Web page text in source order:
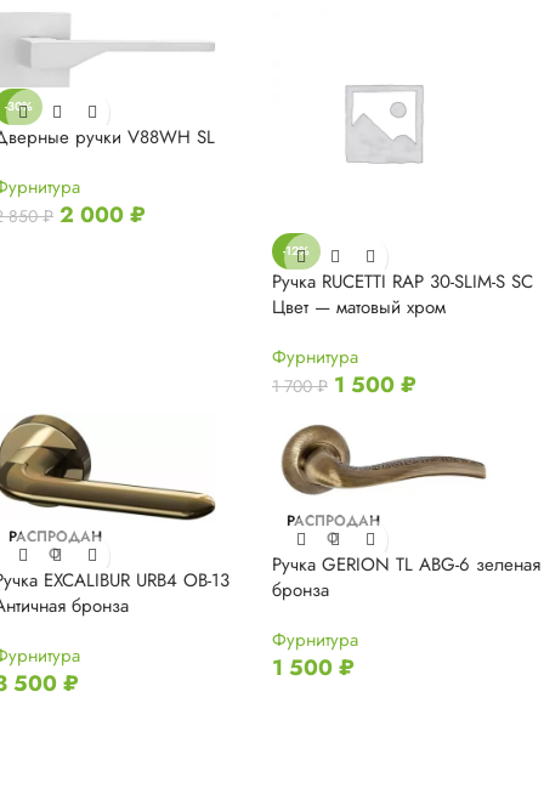
-30%
ручки V88WH SL
850₽ 2 000₽
-12%
Ручка RUCETTI RAP 30-SLIM-S SC
Цвет — матовый хром
Фурнитура
1 700₽ 1 500₽
РАСПРОДАН
О
EXCALIBUR URB4 OB-13
бронза
500₽
РАСПРОДАН
О
Ручка GERION TL ABG-6 зеленая
бронза
Фурнитура
1 500₽